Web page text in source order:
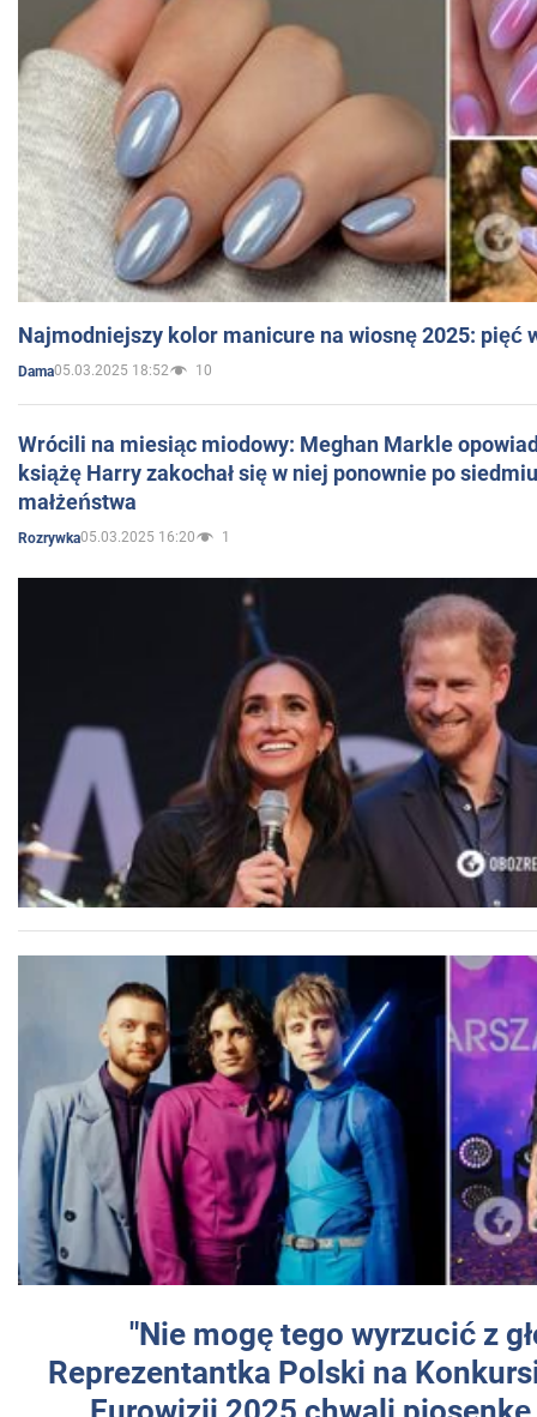
Najmodniejszy kolor manicure na wiosnę 2025: pięć
Dama05.03.2025 18:52 10
Wrócili na miesiąc miodowy: Meghan Markle
książę Harry zakochał się w niej ponownie po
małżeństwa
Rozrywka05.03.2025 16:20 1
"Nie mogę tego wyrzucić z
Reprezentantka Polski na